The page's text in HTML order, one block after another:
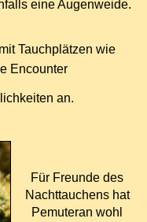
eine Augenweide.
Tauchpl ätzen wie
Encounter
an.
Für Freunde des
Nachttauchens hat
Pemuteran wohl